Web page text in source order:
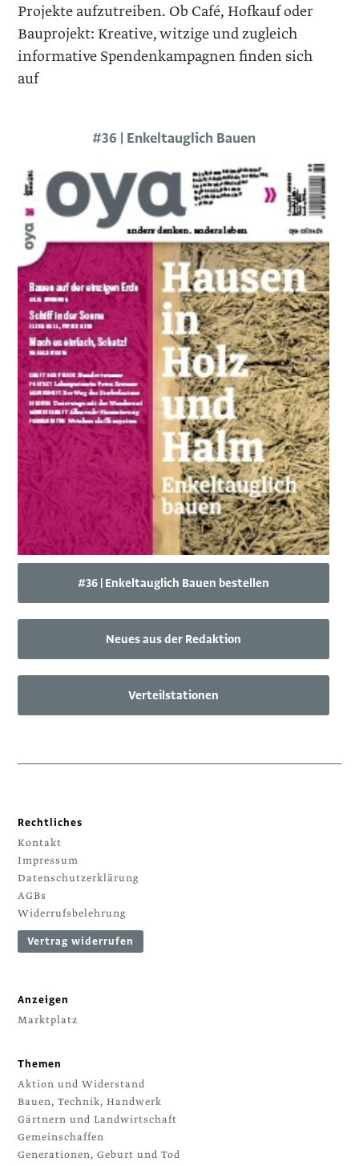
Projekte aufzutreiben. Ob Café, Hofkauf oder
Bauprojekt: Kreative, witzige und zugleich
informative Spendenkampagnen finden sich
auf
#36 | Enkeltauglich Bauen
#36 | Enkeltauglich Bauen bestellen
Neues aus der Redaktion
Verteilstationen
Rechtliches
Kontakt
Impressum
Datenschutzerklärung
AGBs
Widerrufsbelehrung
Vertrag widerrufen
Anzeigen
Marktplatz
Themen
Aktion und Widerstand
Bauen, Technik, Handwerk
Gärtnern und Landwirtschaft
Gemeinschaffen
Generationen, Geburt und Tod